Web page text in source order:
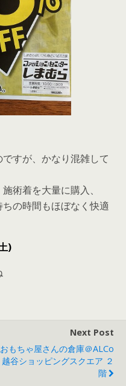
すが、かなり混雑して
術着を大量に購入、
の時間もほぼなく快適
)
Next Post
おもちゃ屋さんの倉庫＠ALCo
越谷ショッピングスクエア ２
階